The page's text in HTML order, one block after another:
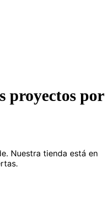
proyectos por
Nuestra tienda está en